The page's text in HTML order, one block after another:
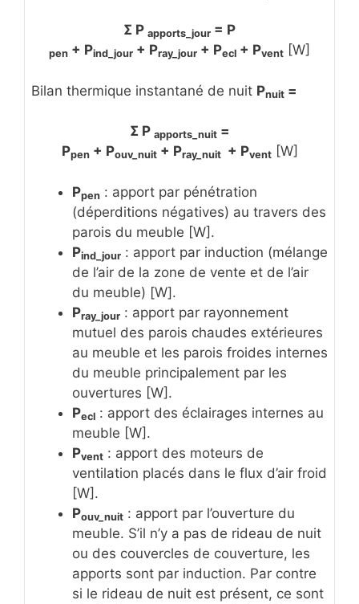
Σ P apports_jour = P
pen + Pind_jour + Pray_jour + Pecl + Pvent [W]
Bilan thermique instantané de nuit Pnuit =
Σ P apports_nuit=
Ppen+ Pouv_nuit+ Pray_nuit+ Pvent[W]
Ppen : apport par pénétration
(déperditions négatives) au travers des
parois du meuble [W].
Pind_jour : apport par induction (mélange
de l’air de la zone de vente et de l’air
du meuble) [W].
Pray_jour : apport par rayonnement
mutuel des parois chaudes extérieures
au meuble et les parois froides internes
du meuble principalement par les
ouvertures [W].
Pecl : apport des éclairages internes au
meuble [W].
Pvent : apport des moteurs de
ventilation placés dans le flux d’air froid
[W].
Pouv_nuit : apport par l’ouverture du
meuble. S’il n’y a pas de rideau de nuit
ou des couvercles de couverture, les
apports sont par induction. Par contre
si le rideau de nuit est présent, ce sont